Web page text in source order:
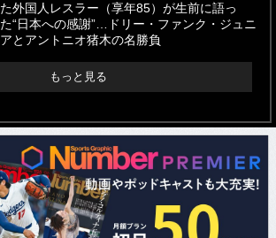
た外国人レスラー（享年85）が生前に語っ
た“日本への感謝”…ドリー・ファンク・ジュニ
アとアントニオ猪木の名勝負
もっと見る